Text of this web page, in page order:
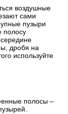
воздушные
сами
пузыри
полосу
дробя на
используйте
полосы –